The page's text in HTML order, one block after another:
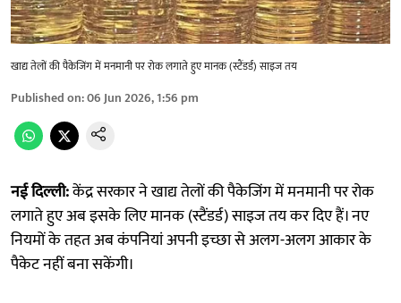
खाद्य तेलों की पैकेजिंग में मनमानी पर रोक लगाते हुए मानक (स्टैंडर्ड) साइज तय
Published on:06 Jun 2026, 1:56 pm
नई दिल्ली:केंद्र सरकार ने खाद्य तेलों की पैकेजिंग में मनमानी पर रोक
लगाते हुए अब इसके लिए मानक (स्टैंडर्ड) साइज तय कर दिए हैं। नए
नियमों के तहत अब कंपनियां अपनी इच्छा से अलग-अलग आकार के
पैकेट नहीं बना सकेंगी।